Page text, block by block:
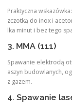
Praktyczna
zczotką do inox i
lka minut i bez tego
3. MMA (111)
Spawanie elektrodą
aszyn budowlanych,
z gazem.
4. Spawanie